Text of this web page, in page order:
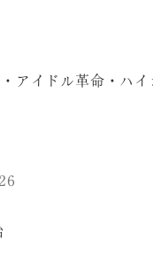
アイドル革命・ハイ